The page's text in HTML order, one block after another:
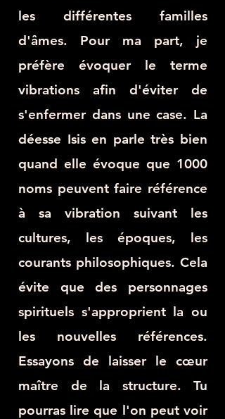
les différentes familles
d'âmes. Pour ma part, je
préfère évoquer le terme
vibrations afin d'éviter de
s'enfermer dans une case. La
déesse Isis en parle très bien
quand elle évoque que 1000
noms peuvent faire référence
à sa vibration suivant les
cultures, les époques, les
courants philosophiques. Cela
évite que des personnages
spirituels s'approprient la ou
les nouvelles références.
Essayons de laisser le cœur
maître de la structure. Tu
pourras lire que l'on peut voir